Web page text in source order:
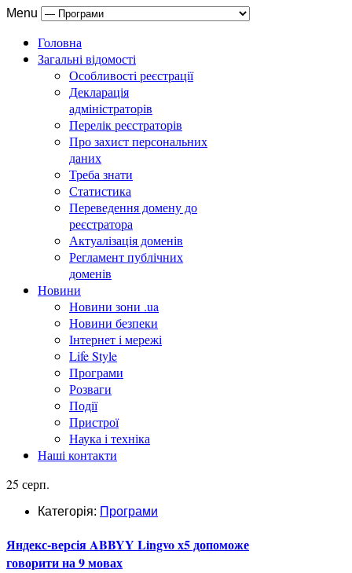
Menu
Головна
Загальні відомості
Особливості реєстрації
Декларація
адміністраторів
Перелік реєстраторів
Про захист персональних
даних
Треба знати
Статистика
Переведення домену до
реєстратора
Актуалізація доменів
Регламент публічних
доменів
Новини
Новини зони .ua
Новини безпеки
Інтернет і мережі
Life Style
Програми
Розваги
Події
Пристрої
Наука і техніка
Наші контакти
25 серп.
Категорія: Програми
Яндекс-версія ABBYY Lingvo х5 допоможе
говорити на 9 мовах